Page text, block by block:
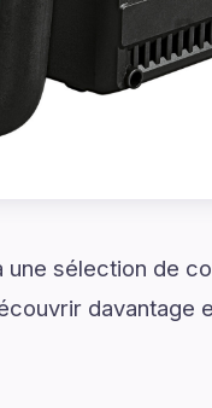
une sélection de
davantage